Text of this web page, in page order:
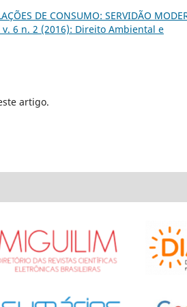
DE CONSUMO: SERVIDÃO
6 n. 2 (2016): Direito Ambiental e
artigo.